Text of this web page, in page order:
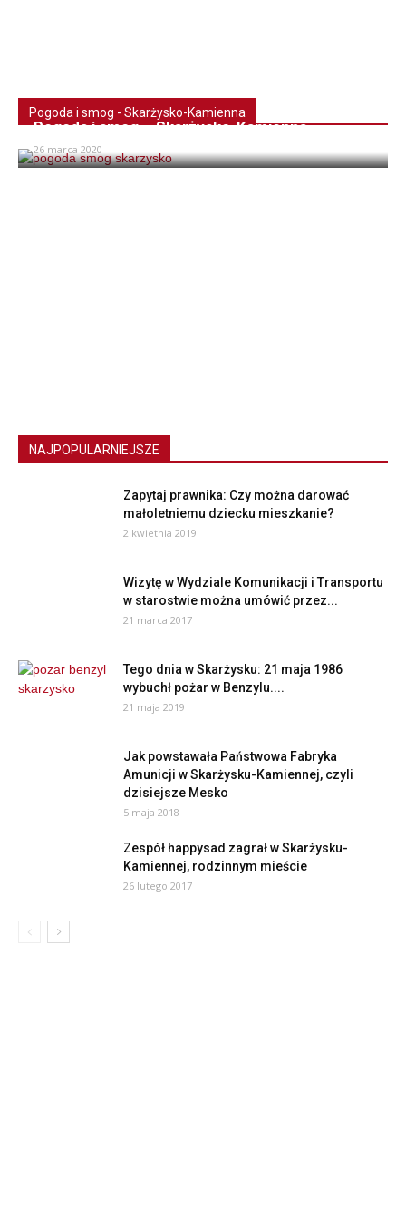
Pogoda i smog - Skarżysko-Kamienna
Pogoda i smog – Skarżysko-Kamienna
26 marca 2020
NAJPOPULARNIEJSZE
Zapytaj prawnika: Czy można darować
małoletniemu dziecku mieszkanie?
2 kwietnia 2019
Wizytę w Wydziale Komunikacji i Transportu
w starostwie można umówić przez...
21 marca 2017
Tego dnia w Skarżysku: 21 maja 1986
wybuchł pożar w Benzylu....
21 maja 2019
Jak powstawała Państwowa Fabryka
Amunicji w Skarżysku-Kamiennej, czyli
dzisiejsze Mesko
5 maja 2018
Zespół happysad zagrał w Skarżysku-
Kamiennej, rodzinnym mieście
26 lutego 2017